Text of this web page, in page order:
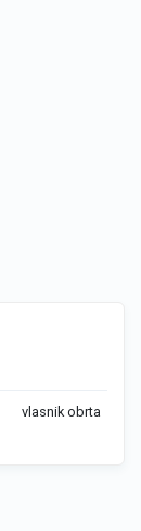
vlasnik obrta